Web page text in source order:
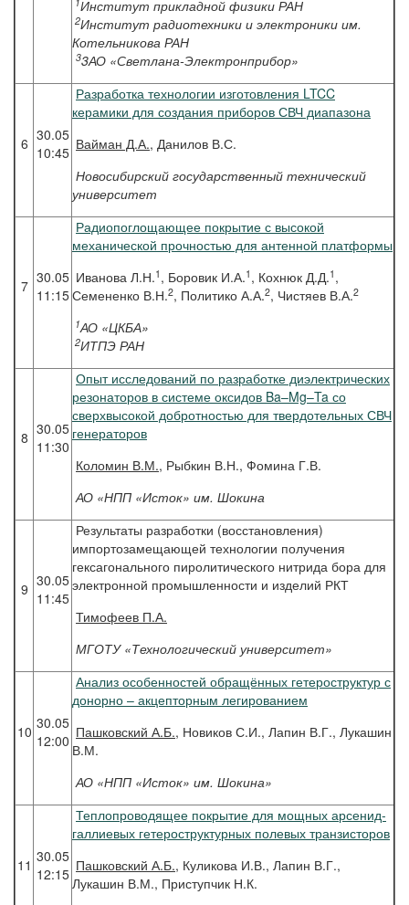
Институт прикладной физики РАН
2Институт радиотехники и электроники им.
Котельникова РАН
33АО «Светлана-Электронприбор»
6 30.05
10:45
Разработка технологии изготовления LTCC
керамики для создания приборов СВЧ диапазона
Вайман Д.А., Данилов В.С.
Новосибирский государственный технический
университет
7 30.05
11:15
Радиопоглощающее покрытие с высокой
механической прочностью для антенной платформы
Иванова Л.Н.1 , Боровик И.А.1 , Кохнюк Д.Д.1 ,
Семененко В.Н.2, Политико А.А.2, Чистяев В.А.2
1АО «ЦКБА»
2ИТПЭ РАН
8 30.05
11:30
Опыт исследований по разработке диэлектрических
резонаторов в системе оксидов Ba–Mg–Ta со
сверхвысокой добротностью для твердотельных СВЧ
генераторов
Коломин В.М., Рыбкин В.Н., Фомина Г.В.
АО «НПП «Исток» им. Шокина
9 30.05
11:45
Результаты разработки (восстановления)
импортозамещающей технологии получения
гексагонального пиролитического нитрида бора для
электронной промышленности и изделий РКТ
Тимофеев П.А.
МГОТУ «Технологический университет»
10 30.05
12:00
Анализ особенностей обращённых гетероструктур с
донорно – акцепторным легированием
Пашковский А.Б., Новиков С.И., Лапин В.Г., Лукашин
В.М.
АО «НПП «Исток» им. Шокина»
11 30.05
12:15
Теплопроводящее покрытие для мощных арсенид-
галлиевых гетероструктурных полевых транзисторов
Пашковский А.Б., Куликова И.В., Лапин В.Г.,
Лукашин В.М., Приступчик Н.К.